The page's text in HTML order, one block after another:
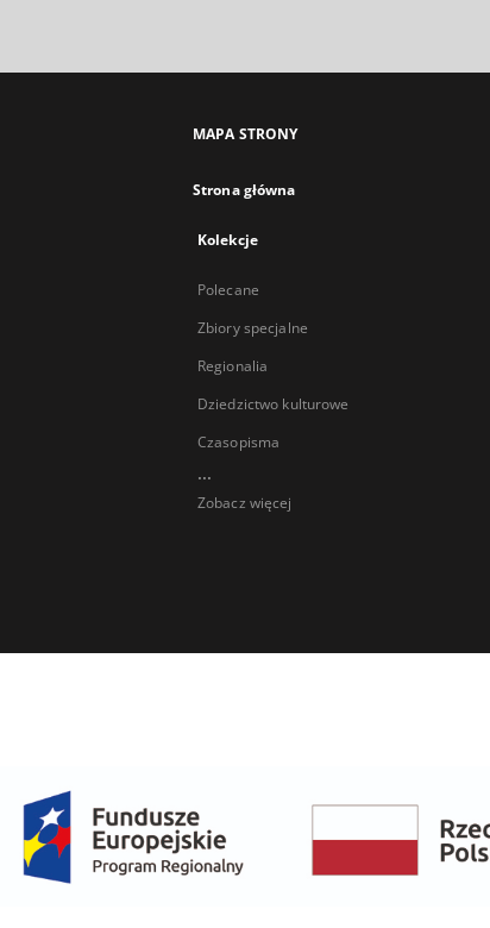
MAPA STRONY
Strona główna
Kolekcje
Polecane
Zbiory specjalne
Regionalia
Dziedzictwo kulturowe
Czasopisma
...
Zobacz więcej